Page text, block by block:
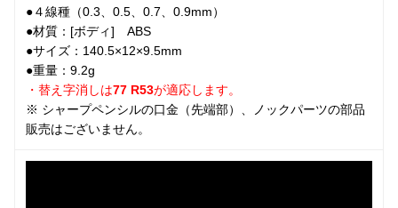
●４線種（0.3、0.5、0.7、0.9mm）
●材質：[ボディ] ABS
●サイズ：140.5×12×9.5mm
●重量：9.2g
・替え字消しは77 R53が適応します。
※ シャープペンシルの口金（先端部）、ノックパーツの部品
販売はございません。